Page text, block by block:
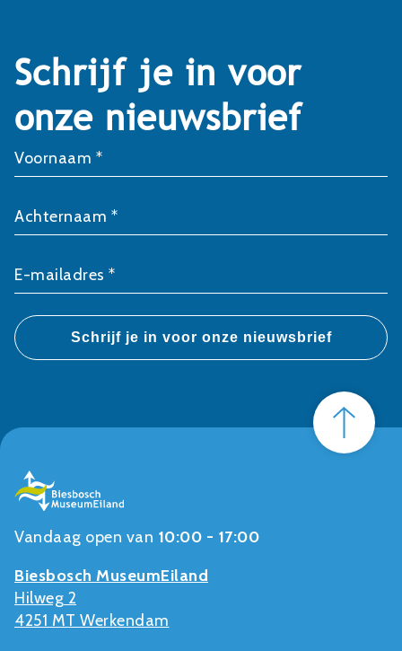
Schrijf je in voor
onze nieuwsbrief
Voornaam *
Achternaam *
E-mailadres *
Vandaag open van 10:00 - 17:00
Biesbosch MuseumEiland
Hilweg 2
4251 MT Werkendam